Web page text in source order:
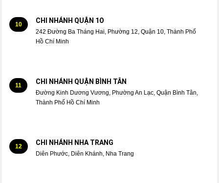
10 CHI NHÁNH QUẬN 1O
242 Đường Ba Tháng Hai, Phường 12, Quận 10, Thành Phố
Hồ Chí Minh
11 CHI NHÁNH QUẬN BÌNH TÂN
Đường Kinh Dương Vương, Phường An Lạc, Quận Bình Tân,
Thành Phố Hồ Chí Minh
12 CHI NHÁNH NHA TRANG
Diên Phước, Diên Khánh, Nha Trang